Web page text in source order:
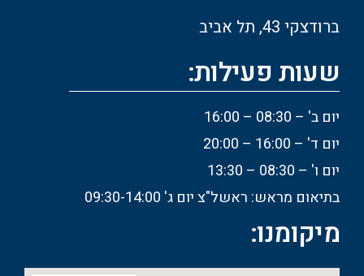
ברודצקי 43, תל אביב
שעות פעילות:
יום ב' – 08:30 – 16:00
יום ד' – 16:00 – 20:00
יום ו' – 08:30 – 13:30
בתיאום מראש: ראשל"צ יום ג' 09:30-14:00
מיקומנו: